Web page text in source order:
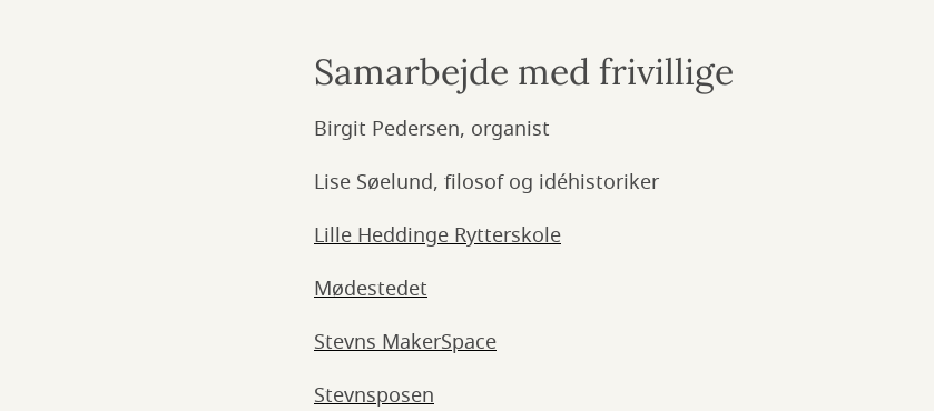
Samarbejde med frivillige
Birgit Pedersen, organist
Lise Søelund, filosof og idéhistoriker
Lille Heddinge Rytterskole
Mødestedet
Stevns MakerSpace
Stevnsposen